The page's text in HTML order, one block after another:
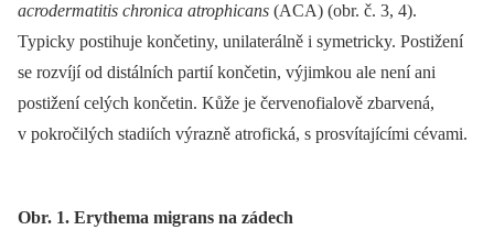
acrodermatitis chronica atrophicans (ACA) (obr. č. 3, 4).
Typicky postihuje končetiny, unilaterálně i symetricky. Postižení
se rozvíjí od distálních partií končetin, výjimkou ale není ani
postižení celých končetin. Kůže je červenofialově zbarvená,
v pokročilých stadiích výrazně atrofická, s prosvítajícími cévami.
Obr. 1. Erythema migrans na zádech